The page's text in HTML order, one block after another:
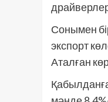
Сонымен
экспорт
Аталған